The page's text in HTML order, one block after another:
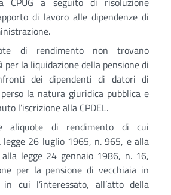
di lavoro alle dipendenze di
di rendimento non trovano
per la liquidazione della pensione di
dei dipendenti di datori di
la natura giuridica pubblica e
l’iscrizione alla CPDEL.
aliquote di rendimento di cui
26 luglio 1965, n. 965, e alla
legge 24 gennaio 1986, n. 16,
per la pensione di vecchiaia in
cui l’interessato, all’atto della